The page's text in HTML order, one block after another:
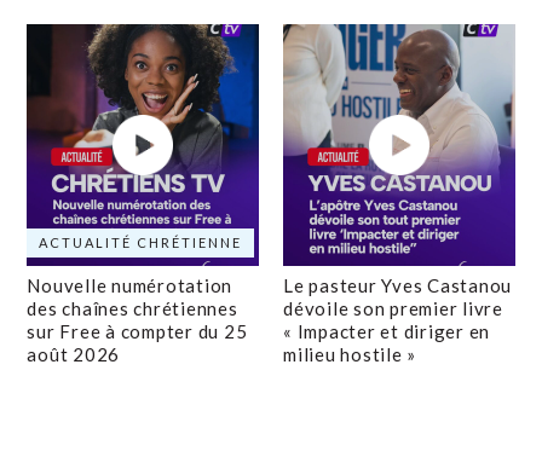
ACTUALITÉ CHRÉTIENNE
Nouvelle numérotation
des chaînes chrétiennes
sur Free à compter du 25
août 2026
Le pasteur Yves Castanou
dévoile son premier livre
« Impacter et diriger en
milieu hostile »